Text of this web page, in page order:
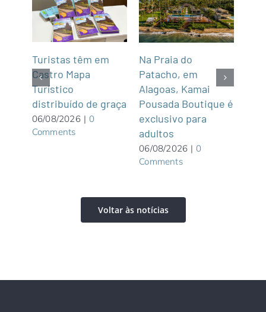
Turistas têm em
Castro Mapa
Turístico
distribuído de graça
06/08/2026 | 0
Comments
Na Praia do
Patacho, em
Alagoas, Kamai
Pousada Boutique é
exclusivo para
adultos
06/08/2026 | 0
Comments
Voltar às notícias